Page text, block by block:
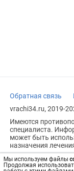
Мы используем файлы
Продолжая
Обратная связь
vrachi34.ru, 2019-
Имеются
специалиста.
может быть
назначения
Возрастное